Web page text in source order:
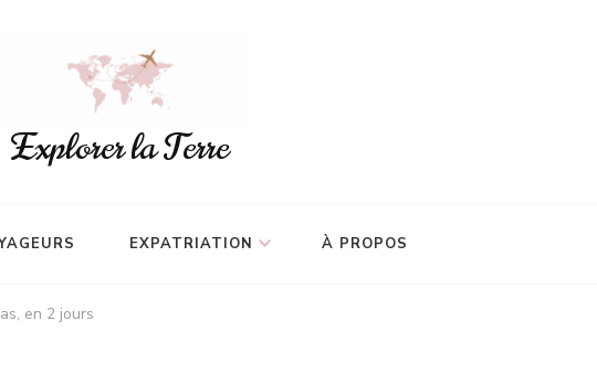
Explorer la Terre
EXPATRIATION À PROPOS
en 2 jours